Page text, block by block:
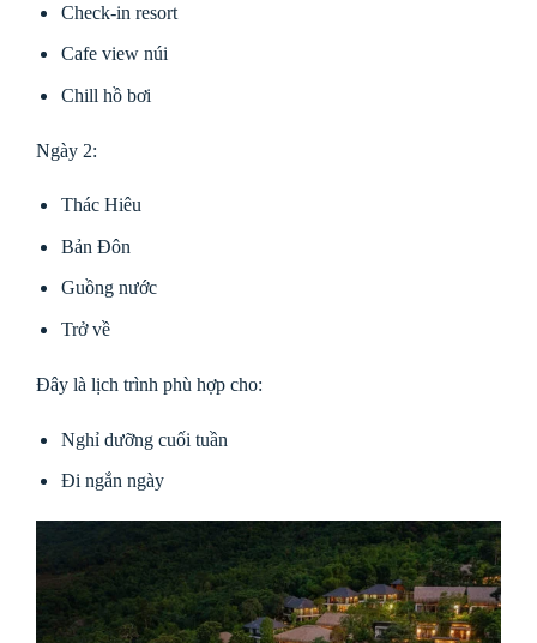
Check-in resort
Cafe view núi
Chill hồ bơi
Ngày 2:
Thác Hiêu
Bản Đôn
Guồng nước
Trở về
Đây là lịch trình phù hợp cho:
Nghỉ dưỡng cuối tuần
Đi ngắn ngày